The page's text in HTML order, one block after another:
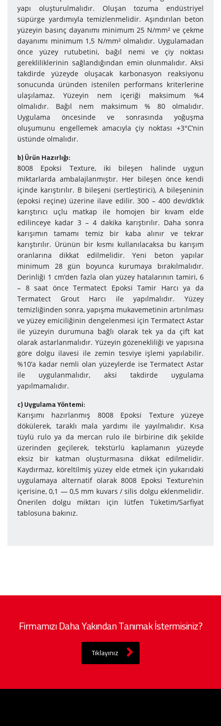
yapı oluşturulmalıdır. Oluşan tozuma endüstriyel
süpürge yardımıyla temizlenmelidir. Aşındırılan beton
yüzeyin basınç dayanımı minimum 25 N/mm² ve çekme
dayanımı minimum 1,5 N/mm² olmalıdır. Uygulamadan
önce yüzey rutubetini, bağıl nemi ve çiy noktası
gerekliliklerinin sağlandığından emin olunmalıdır. Aksi
takdirde yüzeyde oluşacak karbonasyon reaksiyonu
sonucunda üründen istenilen performans kriterlerine
ulaşılamaz. Yüzeyin nem içeriği maksimum %4
olmalıdır. Bağıl nem maksimum % 80 olmalıdır.
Uygulama öncesinde ve sonrasında yoğuşma
oluşumunu engellemek amacıyla çiy noktası +3°C’nin
üstünde olmalıdır.
b) Ürün Hazırlığı:
8008 Epoksi Texture, iki bileşen halinde uygun
miktarlarda ambalajlanmıştır. Her bileşen önce kendi
içinde karıştırılır. B bileşeni (sertleştirici), A bileşeninin
(epoksi reçine) üzerine ilave edilir. 300 – 400 dev/dk’lık
karıştırıcı uçlu matkap ile homojen bir kıvam elde
edilinceye kadar 3 – 4 dakika karıştırılır. Daha sonra
karışımın tamamı temiz bir kaba alınır ve tekrar
karıştırılır. Ürünün bir kısmı kullanılacaksa bu karışım
oranlarına dikkat edilmelidir. Yeni beton yapılar
minimum 28 gün boyunca kurumaya bırakılmalıdır.
Derinliği 1 cm’den fazla olan yüzey hatalarının tamiri, 6
– 8 saat önce Termatect Epoksi Tamir Harcı ya da
Termatect Grout Harcı ile yapılmalıdır. Yüzey
temizliğinden sonra, yapışma mukavemetinin artırılması
ve yüzey emiciliğinin dengelenmesi için Termatect Astar
ile yüzeyin durumuna bağlı olarak tek ya da çift kat
olarak astarlanmalıdır. Yüzeyin gözenekliliği ve yapısına
göre dolgu ilavesi ile zemin tesviye işlemi yapılabilir.
%10’a kadar nemli olan yüzeylerde ise Termatect Astar
ile uygulanmalıdır, aksi takdirde uygulama
yapılmamalıdır.
c) Uy­gu­la­ma Yön­te­mi:
Karışımı hazırlanmış 8008 Epoksi Texture yüzeye
dökülerek, taraklı mala yardımı ile yayılmalıdır. Kısa
tüylü rulo ya da mercan rulo ile birbirine dik şekilde
üzerinden geçilerek, tekstürlü kaplamanın yüzeyde
eksiz bir katman oluşturmasına dikkat edilmelidir.
Kaydırmaz, köreltilmiş yüzey elde etmek için yukarıdaki
uygulamaya alternatif olarak 8008 Epoksi Texture’nin
içerisine, 0,1 — 0,5 mm kuvars / silis dolgu eklenmelidir.
Önerilen dolgu miktarı için lütfen Tüketim/Sarfiyat
tablosuna bakınız.
Firmamızı Daha Yakından Tanımak İstermisiniz?
Tıklayınız